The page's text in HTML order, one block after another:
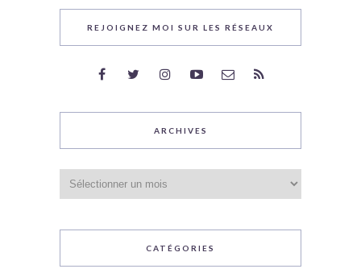
REJOIGNEZ MOI SUR LES RÉSEAUX
ARCHIVES
CATÉGORIES